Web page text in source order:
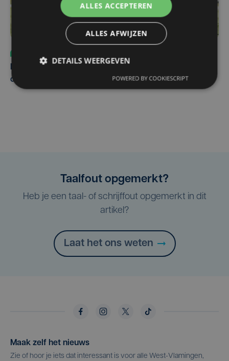
Net voor kraker tegen Essevee: match van KV Kortrijk
op Anderlecht uitgesteld door Europees voetbal
Taalfout opgemerkt?
Heb je een taal- of schrijffout opgemerkt in dit
artikel?
Laat het ons weten
Maak zelf het nieuws
Zie of hoor je iets dat interessant is voor alle West-Vlamingen,
ALLES ACCEPTEREN
ALLES AFWIJZEN
DETAILS WEERGEVEN
POWERED BY COOKIESCRIPT